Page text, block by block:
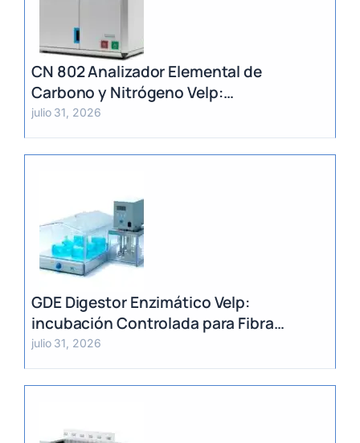
CN 802 Analizador Elemental de
Carbono y Nitrógeno Velp:
Determinación Rápida por Método
Dumas (TC, TOC, TIC y TN)
julio 31, 2026
GDE Digestor Enzimático Velp:
incubación Controlada para Fibra
Dietética (AOAC)
julio 31, 2026